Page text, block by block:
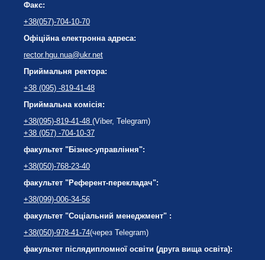
Факс:
+38(057)-704-10-70
Офіційна електронна адреса:
rector.hgu.nua@ukr.net
Приймальня ректора:
+38 (095) -819-41-48
Приймальна комісія:
+38(095)-819-41-48 (Viber, Telegram)
+38 (057) -704-10-37
факультет "Бізнес-управління":
+38(050)-768-23-40
факультет "Референт-перекладач":
+38(099)-006-34-56
факультет "Соціальний менеджмент" :
+38(050)-978-41-74(через Telegram)
факультет післядипломної освіти (друга вища освіта):